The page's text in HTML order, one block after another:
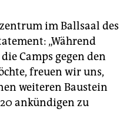
im Ballsaal des
„Während
Camps gegen den
freuen wir uns,
weiteren Baustein
ankündigen zu